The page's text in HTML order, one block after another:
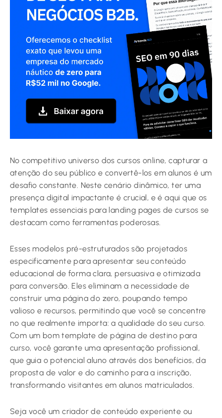
No competitivo universo dos cursos online, capturar a
atenção do seu público e convertê-los em alunos é um
desafio constante. Neste cenário dinâmico, ter uma
presença digital impactante é crucial, e é aqui que os
templates essenciais para landing pages de cursos se
destacam como ferramentas poderosas.
Esses modelos pré-estruturados são projetados
especificamente para apresentar seu conteúdo
educacional de forma clara, persuasiva e otimizada
para conversão. Eles eliminam a necessidade de
construir uma página do zero, poupando tempo
valioso e recursos, permitindo que você se concentre
no que realmente importa: a qualidade do seu curso.
Com um bom template de página de destino para
curso, você garante uma apresentação profissional,
que guia o potencial aluno através dos benefícios, da
proposta de valor e do caminho para a inscrição,
transformando visitantes em alunos matriculados.
Seja você um criador de conteúdo experiente ou